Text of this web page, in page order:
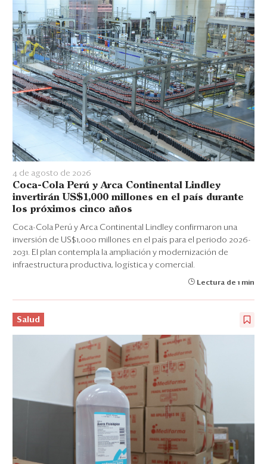
4 de agosto de 2026
Coca-Cola Perú y Arca Continental Lindley
invertirán US$1,000 millones en el país durante
los próximos cinco años
Coca-Cola Perú y Arca Continental Lindley confirmaron una
inversión de US$1,000 millones en el país para el periodo 2026-
2031. El plan contempla la ampliación y modernización de
infraestructura productiva, logística y comercial.
Lectura de 1 min
Salud